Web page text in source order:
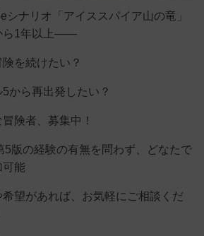
シナリオ「アイススパイア山の竜」
ら1年以上――
険を続けたい？
5から再出発したい？
険者、募集中！
5版の経験の有無を問わず、どなたで
可能
希望があれば、お気軽にご相談くだ